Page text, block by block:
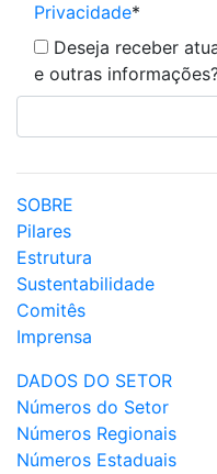
Privacidade*
Deseja receber
e outras
SOBRE
Pilares
Estrutura
Sustentabilidade
Comitês
Imprensa
DADOS DO SETOR
Números do Setor
Números Regionais
Números Estaduais